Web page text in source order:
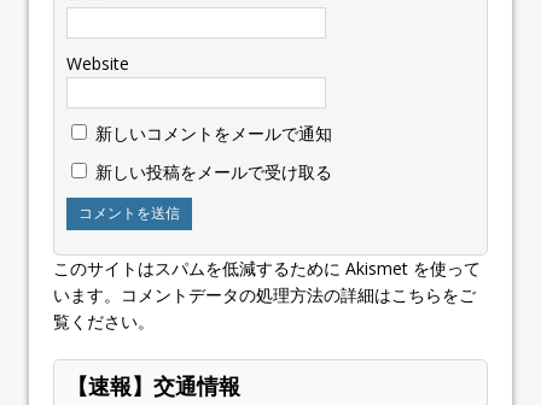
Website
新しいコメントをメールで通知
新しい投稿をメールで受け取る
このサイトはスパムを低減するために Akismet を使って
います。
コメントデータの処理方法の詳細はこちらをご
覧ください。
【速報】交通情報